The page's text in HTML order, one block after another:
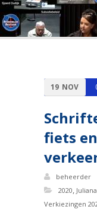
19 NOV
fiets en
beheerder
2020,
Verkiezingen